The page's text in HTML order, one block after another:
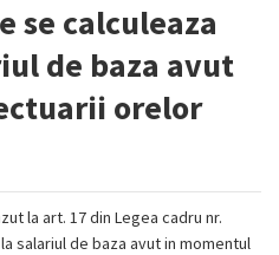
se calculeaza
de baza avut
orelor
la art. 17 din Legea cadru nr.
salariul de baza avut in momentul